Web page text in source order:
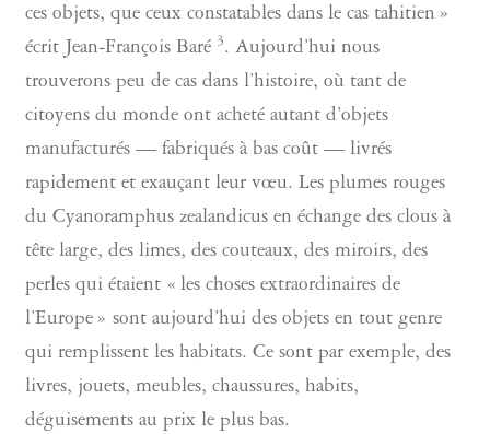
ces objets, que ceux constatables dans le cas tahitien »
écrit Jean-François Baré 3. Aujourd’hui nous
trouverons peu de cas dans l’histoire, où tant de
citoyens du monde ont acheté autant d’objets
manufacturés — fabriqués à bas coût — livrés
rapidement et exauçant leur vœu. Les plumes rouges
du Cyanoramphus zealandicus en échange des clous à
tête large, des limes, des couteaux, des miroirs, des
perles qui étaient « les choses extraordinaires de
l’Europe » sont aujourd’hui des objets en tout genre
qui remplissent les habitats. Ce sont par exemple, des
livres, jouets, meubles, chaussures, habits,
déguisements au prix le plus bas.